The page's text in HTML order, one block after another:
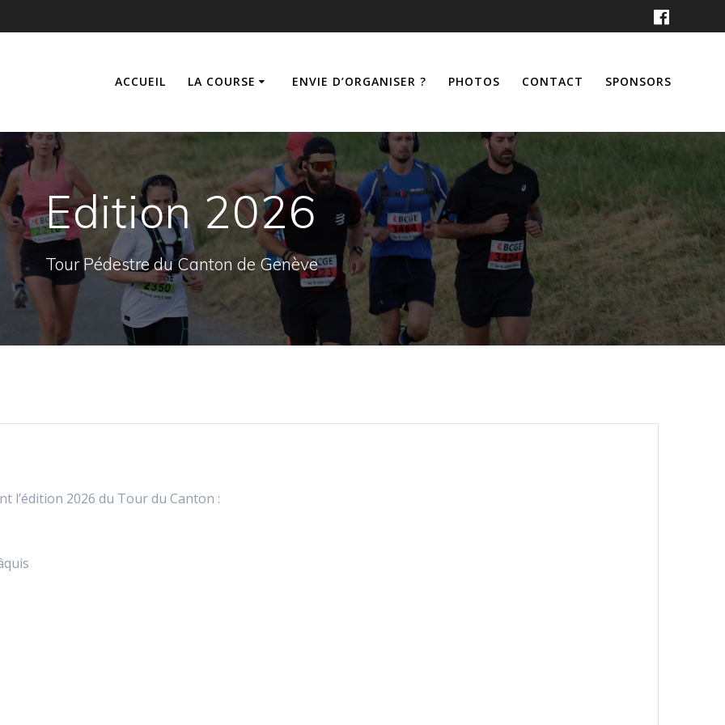
ACCUEIL LA COURSE ENVIE D’ORGANISER ? PHOTOS CONTACT SPONSORS
Edition 2026
Tour Pédestre du Canton de Genève
l’édition 2026 du Tour du Canton :